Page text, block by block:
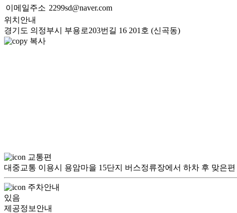
이메일주소 2299sd@naver.com
위치안내
경기도 의정부시 부용로203번길 16 201호 (신곡동)
복사
교통편
대중교통 이용시 용암마을 15단지 버스정류장에서 하차 후 맞은
주차안내
있음
제공정보안내